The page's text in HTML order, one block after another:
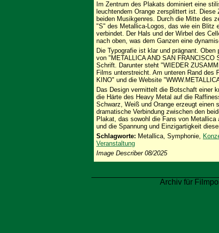
Im Zentrum des Plakats dominiert eine
leuchtendem Orange zersplittert ist.
beiden Musikgenres. Durch die Mitte des
"S" des Metallica-Logos, das wie ein Blitz
verbindet. Der Hals und der Wirbel des
nach oben, was dem Ganzen eine
Die Typografie ist klar und prägnant.
von "METALLICA AND SAN FRANCISCO
Schrift. Darunter steht "WIEDER
Films unterstreicht. Am unteren Rand
KINO" und die Website
Das Design vermittelt die Botschaft einer
die Härte des Heavy Metal auf die
Schwarz, Weiß und Orange erzeugt einen
dramatische Verbindung zwischen den
Plakat, das sowohl die Fans von
und die Spannung und Einzigartigkeit
Schlagworte: Metallica, Symphonie,
Veranstaltung
Image Describer 08/2025
Archiv für